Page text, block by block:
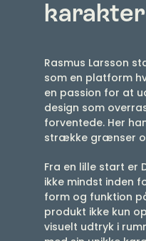
karakter
Rasmus Larsson
som en platform
en passion for at
design som
forventede. Her
strække grænser
Fra en lille start er
ikke mindst inden
form og funktion
produkt ikke kun
visuelt udtryk i